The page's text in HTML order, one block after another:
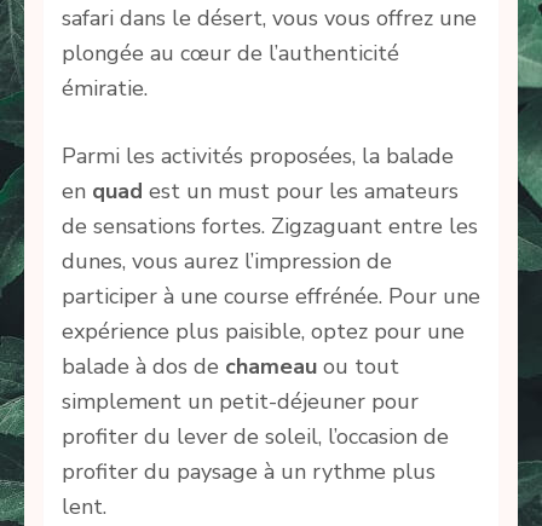
safari dans le désert, vous vous offrez une
plongée au cœur de l’authenticité
émiratie.
Parmi les activités proposées, la balade
en quad est un must pour les amateurs
de sensations fortes. Zigzaguant entre les
dunes, vous aurez l’impression de
participer à une course effrénée. Pour une
expérience plus paisible, optez pour une
balade à dos de chameau ou tout
simplement un petit-déjeuner pour
profiter du lever de soleil, l’occasion de
profiter du paysage à un rythme plus
lent.